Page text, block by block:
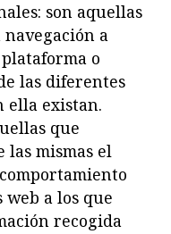
son aquellas
a
o
las diferentes
ella existan.
que
las mismas el
web a los que
recogida